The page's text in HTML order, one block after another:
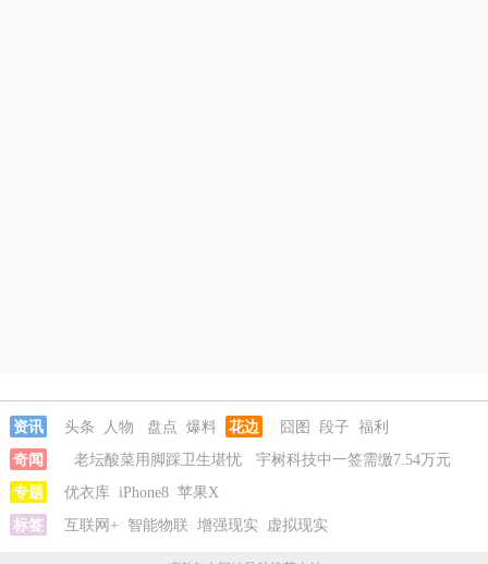
资讯 头条 人物 盘点 爆料 花边 囧图 段子 福利
奇闻
老坛酸菜用脚踩卫生堪忧
宇树科技中一签需缴7.54万元
河南重大刑案嫌疑人逃窜时伤害多人
婆带资进组给自己硬加60多场吻戏
老坛酸菜用脚踩卫生堪忧
专题 优衣库 iPhone8 苹果X
标签
互联网+ 智能物联 增强现实 虚拟现实